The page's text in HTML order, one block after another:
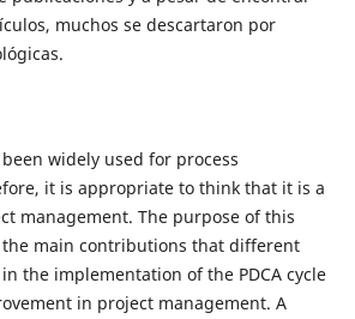
muchos se descartaron por
been widely used for process
it is appropriate to think that it is a
management. The purpose of this
the main contributions that different
the implementation of the PDCA cycle
in project management. A